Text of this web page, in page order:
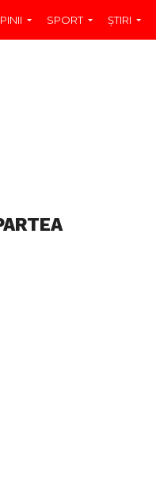
SPORT ŞTIRI